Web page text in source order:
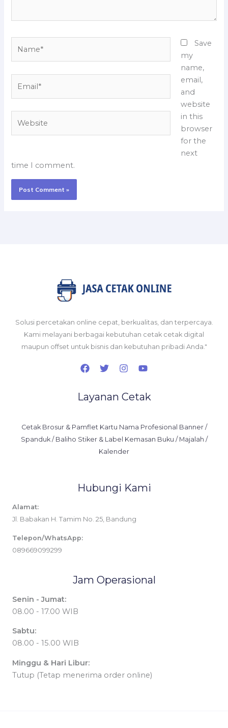
Save
my
name,
email,
and
website
in this
browser
for the
next
time I comment.
Solusi percetakan online cepat, berkualitas, dan terpercaya.
Kami melayani berbagai kebutuhan cetak cetak digital
maupun offset untuk bisnis dan kebutuhan pribadi Anda."
Layanan Cetak
Cetak Brosur & Pamflet Kartu Nama Profesional Banner /
Spanduk / Baliho Stiker & Label Kemasan Buku / Majalah /
Kalender
Hubungi Kami
Alamat:
Jl. Babakan H. Tamim No. 25, Bandung
Telepon/WhatsApp:
089669099299
Jam Operasional
Senin - Jumat:
08.00 - 17.00 WIB
Sabtu:
08.00 - 15.00 WIB
Minggu & Hari Libur:
Tutup (Tetap menerima order online)